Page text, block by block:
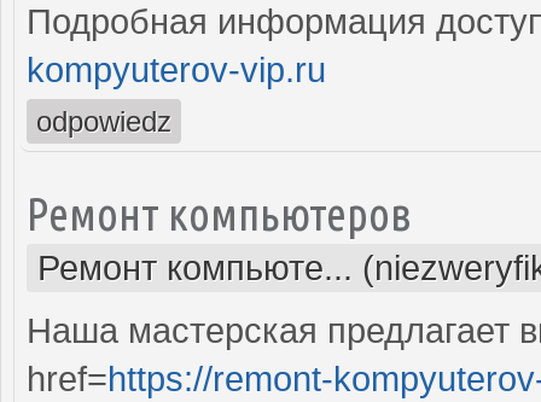
Подробная информация
kompyuterov-vip.ru
odpowiedz
Ремонт компьютеров
Ремонт компьюте...
Наша мастерская предлагает
href=https://remont-